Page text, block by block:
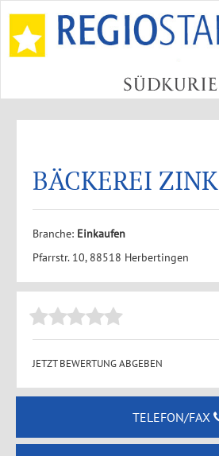
BÄCKEREI ZINK
Branche: Einkaufen
Pfarrstr. 10, 88518 Herbertingen
JETZT BEWERTUNG ABGEBEN
TELEFON/FAX